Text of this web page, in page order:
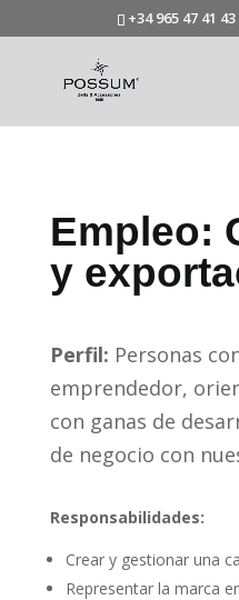
+34 965 47 41 43
Empleo:
y
Perfil: Personas
emprendedor,
con ganas de
de negocio con
Responsabilidades:
Crear y gestionar una
Representar la marca